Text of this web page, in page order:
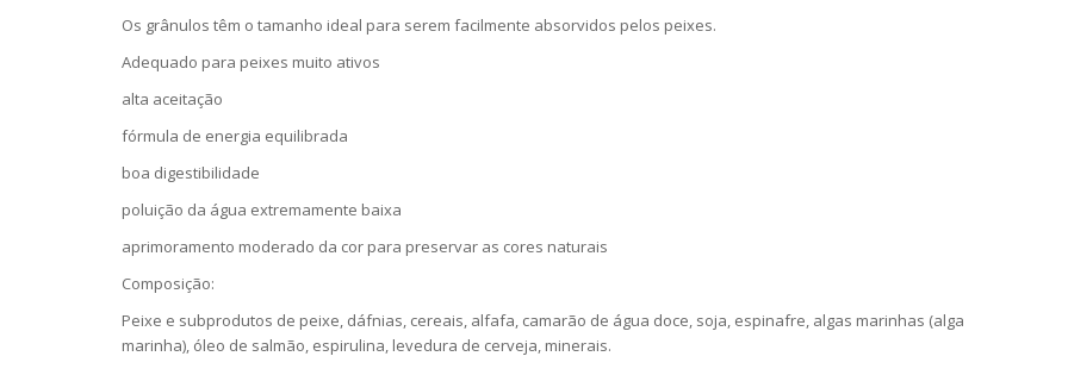
Os grânulos têm o tamanho ideal para serem facilmente absorvidos pelos peixes.
Adequado para peixes muito ativos
alta aceitação
fórmula de energia equilibrada
boa digestibilidade
poluição da água extremamente baixa
aprimoramento moderado da cor para preservar as cores naturais
Composição:
Peixe e subprodutos de peixe, dáfnias, cereais, alfafa, camarão de água doce, soja, espinafre, algas marinhas (alga
marinha), óleo de salmão, espirulina, levedura de cerveja, minerais.